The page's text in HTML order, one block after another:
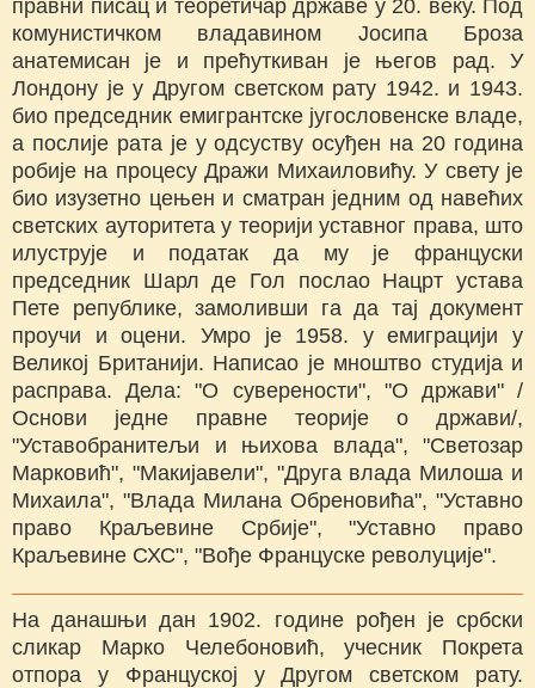
правни писац и теоретичар државе у 20. веку. Под
комунистичком владавином Јосипа Броза
анатемисан је и прећуткиван је његов рад. У
Лондону је у Другом светском рату 1942. и 1943.
био председник емигрантске југословенске владе,
а послије рата је у одсуству осуђен на 20 година
робије на процесу Дражи Михаиловићу. У свету је
био изузетно цењен и сматран једним од навећих
светских ауторитета у теорији уставног права, што
илуструје и податак да му је француски
председник Шарл де Гол послао Нацрт устава
Пете републике, замоливши га да тај документ
проучи и оцени. Умро је 1958. у емиграцији у
Великој Британији. Написао је мноштво студија и
расправа. Дела: "О суверености", "О држави" /
Основи једне правне теорије о држави/,
"Уставобранитељи и њихова влада", "Светозар
Марковић", "Макијавели", "Друга влада Милоша и
Михаила", "Влада Милана Обреновића", "Уставно
право Краљевине Србије", "Уставно право
Краљевине СХС", "Вође Француске револуције".
На данашњи дан 1902. године рођен је србски
сликар Марко Челебоновић, учесник Покрета
отпора у Француској у Другом светском рату.